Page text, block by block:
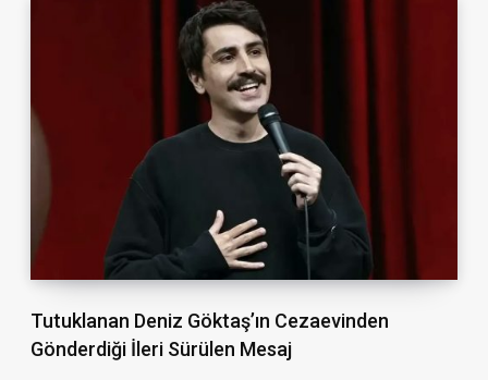
Tutuklanan Deniz Göktaş’ın Cezaevinden
Gönderdiği İleri Sürülen Mesaj